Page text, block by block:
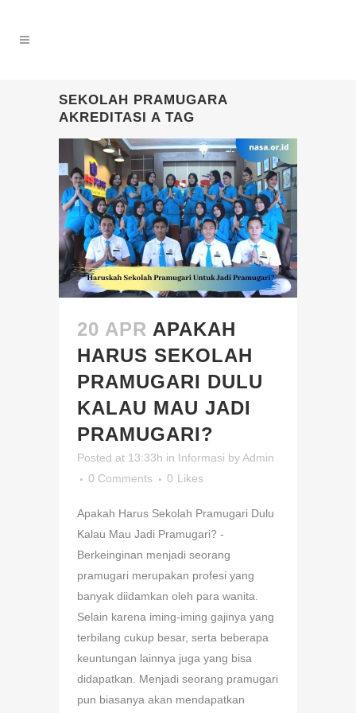
SEKOLAH PRAMUGARA
AKREDITASI A TAG
20 APR APAKAH
HARUS SEKOLAH
PRAMUGARI DULU
KALAU MAU JADI
PRAMUGARI?
Posted at 13:33h in Informasi byAdmin
0 Comments
0 Likes
Apakah Harus Sekolah Pramugari Dulu
Kalau Mau Jadi Pramugari? -
Berkeinginan menjadi seorang
pramugari merupakan profesi yang
banyak diidamkan oleh para wanita.
Selain karena iming-iming gajinya yang
terbilang cukup besar, serta beberapa
keuntungan lainnya juga yang bisa
didapatkan. Menjadi seorang pramugari
pun biasanya akan mendapatkan